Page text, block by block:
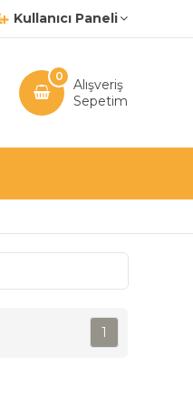
Kullanıcı Paneli
Alışveriş
Sepetim
0
1